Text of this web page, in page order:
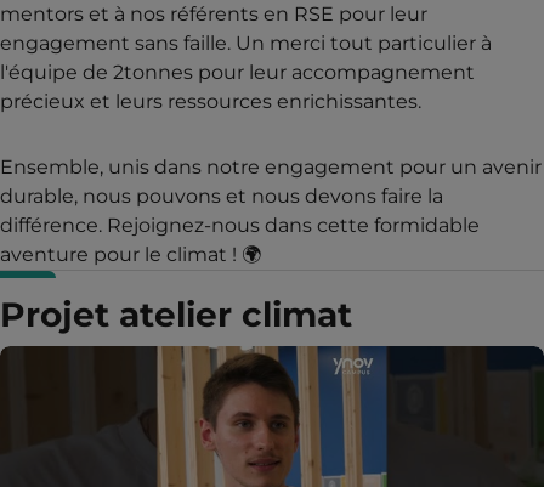
mentors et à nos référents en RSE pour leur
engagement sans faille. Un merci tout particulier à
l'équipe de 2tonnes pour leur accompagnement
précieux et leurs ressources enrichissantes.
Ensemble, unis dans notre engagement pour un avenir
durable, nous pouvons et nous devons faire la
différence. Rejoignez-nous dans cette formidable
aventure pour le climat ! 🌍
Projet atelier climat